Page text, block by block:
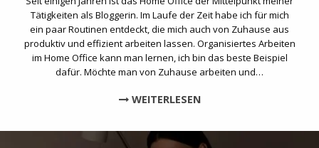
Tätigkeiten als Bloggerin. Im Laufe der Zeit habe ich für mich
ein paar Routinen entdeckt, die mich auch von Zuhause aus
produktiv und effizient arbeiten lassen. Organisiertes Arbeiten
im Home Office kann man lernen, ich bin das beste Beispiel
dafür. Möchte man von Zuhause arbeiten und…
WEITERLESEN